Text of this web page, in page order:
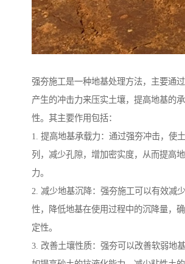
强夯施工是一种地基处理方法，主要通
产生的冲击力来压实土壤，提高地基的
性。其主要作用包括：
1. 提高地基承载力：通过强夯冲击，使
列，减少孔隙，增加密实度，从而提高
力。
2. 减少地基沉降：强夯施工可以有效减
性，降低地基在使用过程中的沉降量，
定性。
3. 改善土壤性质：强夯可以改善软弱地基